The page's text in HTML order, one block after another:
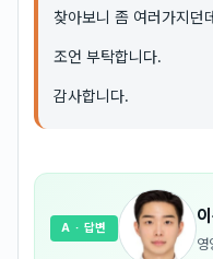
찾아보니 좀 여러가지던
조언 부탁합니다.
감사합니다.
영
A · 답변